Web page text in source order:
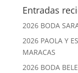
Entradas
2026 BODA
2026 PAOLA Y
MARACAS
2026 BODA